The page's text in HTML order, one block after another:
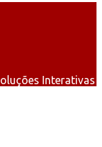
Interativas